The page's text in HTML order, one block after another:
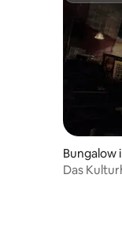
Bungalow
Das